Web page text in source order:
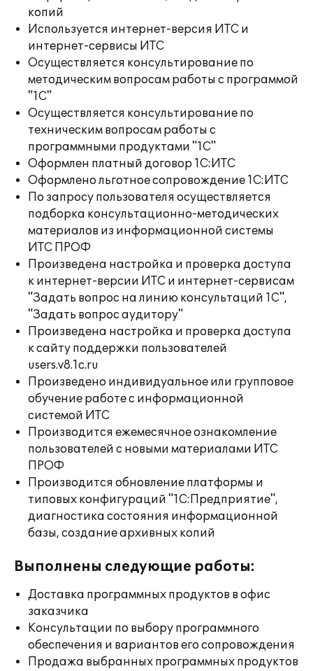
копий
Используется интернет-версия ИТС и
интернет-сервисы ИТС
Осуществляется консультирование по
методическим вопросам работы с программой
"1С"
Осуществляется консультирование по
техническим вопросам работы с
программными продуктами "1С"
Оформлен платный договор 1С:ИТС
Оформлено льготное сопровождение 1С:ИТС
По запросу пользователя осуществляется
подборка консультационно-методических
материалов из информационной системы
ИТС ПРОФ
Произведена настройка и проверка доступа
к интернет-версии ИТС и интернет-сервисам
"Задать вопрос на линию консультаций 1С",
"Задать вопрос аудитору"
Произведена настройка и проверка доступа
к сайту поддержки пользователей
users.v8.1c.ru
Произведено индивидуальное или групповое
обучение работе с информационной
системой ИТС
Производится ежемесячное ознакомление
пользователей с новыми материалами ИТС
ПРОФ
Производится обновление платформы и
типовых конфигураций "1С:Предприятие",
диагностика состояния информационной
базы, создание архивных копий
Выполнены следующие работы:
Доставка программных продуктов в офис
заказчика
Консультации по выбору программного
обеспечения и вариантов его сопровождения
Продажа выбранных программных продуктов